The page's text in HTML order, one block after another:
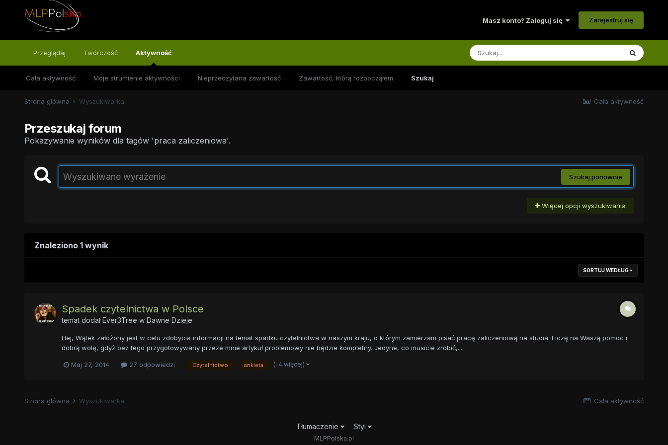
Masz konto? Zaloguj się Zarejestruj się
Przeglądaj Twórczość Aktywność
Cała aktywność Moje strumienie aktywności Nieprzeczytana zawartość Zawartość, którą rozpocząłem Szukaj
Cała aktywność
Strona główna Wyszukiwarka
Przeszukaj forum
Pokazywanie wyników dla tagów 'praca zaliczeniowa'.
Szukaj ponownie
Więcej opcji wyszukiwania
Znaleziono 1 wynik
SORTUJ WEDŁUG
Spadek czytelnictwa w Polsce
temat dodałEver3Tree w Dawne Dzieje
Hej, Wątek założony jest w celu zdobycia informacji na temat spadku czytelnictwa w naszym kraju, o którym zamierzam pisać pracę zaliczeniową na studia. Liczę na Waszą pomoc i
dobrą wolę, gdyż bez tego przygotowywany przeze mnie artykuł problemowy nie będzie kompletny. Jedyne, co musicie zrobić,...
Maj 27, 2014 27 odpowiedzi Czytelnictwo ankieta (i 4 więcej)
Cała aktywność
Strona główna Wyszukiwarka
Tłumaczenie Styl
MLPPolska.pl